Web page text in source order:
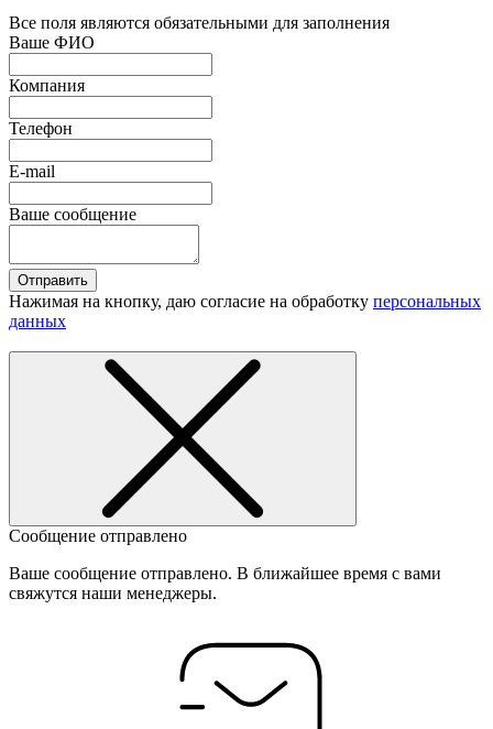
Все поля являются обязательными для заполнения
Ваше ФИО
Компания
Телефон
E-mail
Ваше сообщение
Отправить
Нажимая на кнопку, даю согласие на обработку персональных
данных
Сообщение отправлено
Ваше сообщение отправлено. В ближайшее время с вами
свяжутся наши менеджеры.